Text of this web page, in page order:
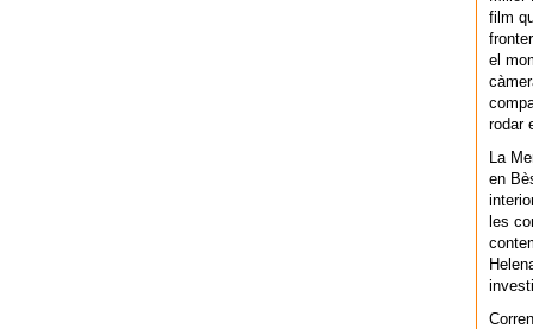
film
el
rodar
La
en
les